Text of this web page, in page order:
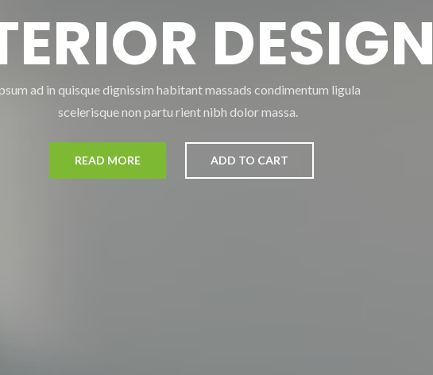
DESIGN
READ MORE
ad in quisque dignissim habitant massads condimentum ligula
scelerisque non partu rient nibh dolor massa.
ADD TO CART